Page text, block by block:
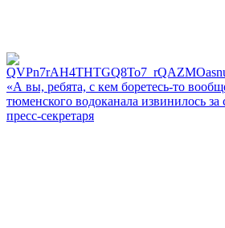
«А вы, ребята, с кем боретесь‑то
тюменского водоканала извинилось за
пресс-секретаря